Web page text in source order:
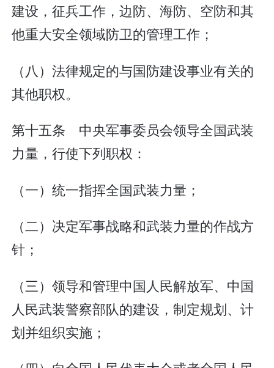
建设，征兵工作，边防、海防、空防和其
他重大安全领域防卫的管理工作；
（八）法律规定的与国防建设事业有关的
其他职权。
第十五条 中央军事委员会领导全国武装
力量，行使下列职权：
（一）统一指挥全国武装力量；
（二）决定军事战略和武装力量的作战方
针；
（三）领导和管理中国人民解放军、中国
人民武装警察部队的建设，制定规划、计
划并组织实施；